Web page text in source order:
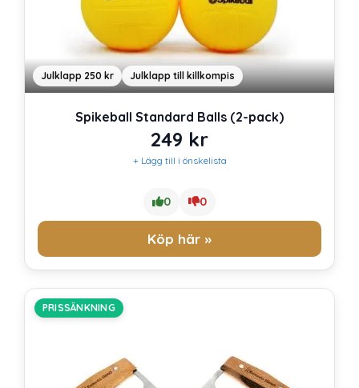
Julklapp 250 kr Julklapp till killkompis
Spikeball Standard Balls (2-pack)
249 kr
+ Lägg till i önskelista
0 0
Köp här »
PRISSÄNKNING